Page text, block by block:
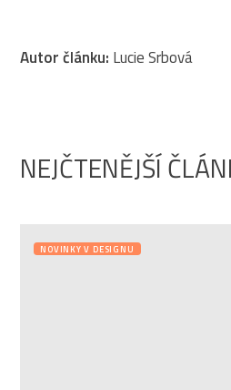
Autor článku: Lucie Srbová
NEJČTENĚJŠÍ
NOVINKY V DESIGNU